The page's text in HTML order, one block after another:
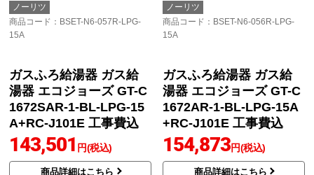
ノーリツ
商品コード ：BSET-N6-057R-LPG-
15A
ノーリツ
商品コード ：BSET-N6-056R-LPG-
15A
ガスふろ給湯器 ガス給
湯器 エコジョーズ GT-C
1672AR-1-BL-LPG-15A
+RC-J101E 工事費込
154,873円(税込)
商品詳細はこちら